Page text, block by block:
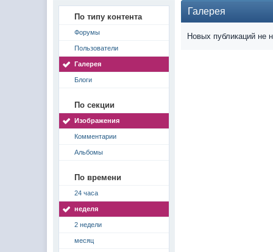
По типу контента
Форумы
Пользователи
Галерея
Блоги
По секции
Изображения
Комментарии
Альбомы
По времени
24 часа
неделя
2 недели
месяц
Галерея
Новых публикаций не